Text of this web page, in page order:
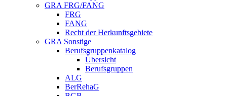
GRA FRG/FANG
FRG
FANG
Recht der Herkunftsgebiete
GRA Sonstige
Berufsgruppenkatalog
Übersicht
Berufsgruppen
ALG
BerRehaG